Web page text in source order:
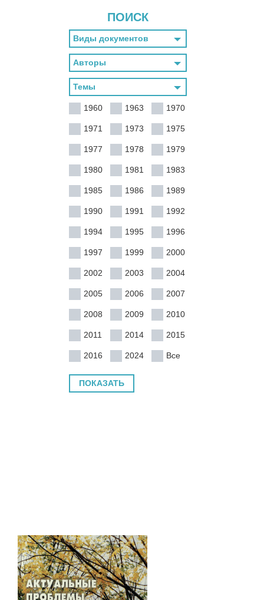
ПОИСК
1960 1963 1970
1971 1973 1975
1977 1978 1979
1980 1981 1983
1985 1986 1989
1990 1991 1992
1994 1995 1996
1997 1999 2000
2002 2003 2004
2005 2006 2007
2008 2009 2010
2011 2014 2015
2016 2024 Все